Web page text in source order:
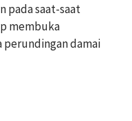
pada saat-saat
membuka
perundingan damai